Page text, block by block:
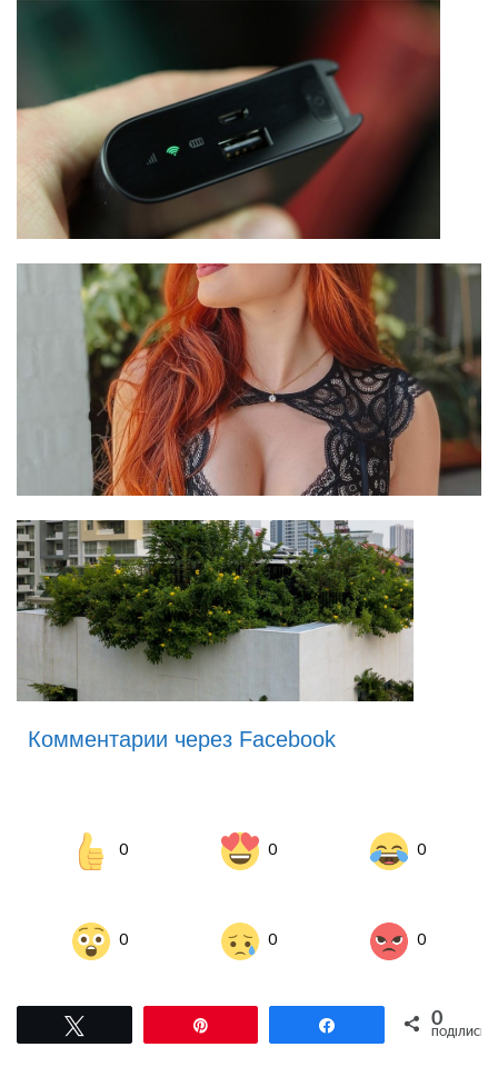
Комментарии через Facebook
0 0 0
0 0 0
Поділитися0
ПОДІЛИСЬ